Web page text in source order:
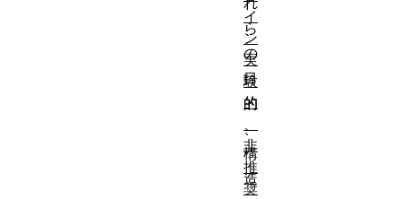
ら
の
目
的
、
構
造
イ
ン
実
験
的
、
非
推
奨